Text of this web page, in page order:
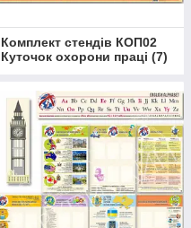
Комплект стендів КОП02
Куточок охорони праці (7)